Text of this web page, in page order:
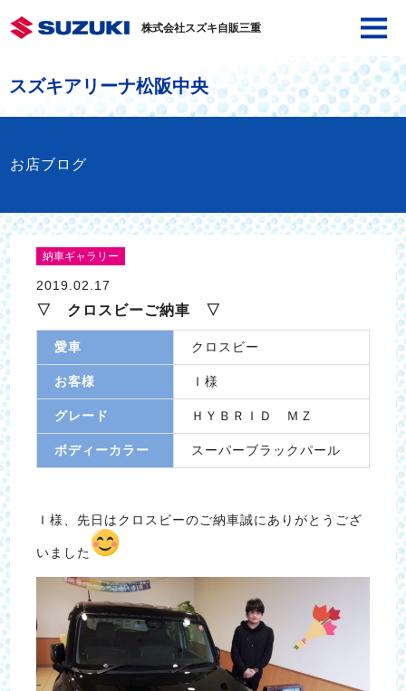
株式会社スズキ自販三重
スズキアリーナ松阪中央
お店ブログ
納車ギャラリー
2019.02.17
▽ クロスビーご納車 ▽
愛車 クロスビー
お客様 Ｉ様
グレード ＨＹＢＲＩＤ ＭＺ
ボディーカラー スーパーブラックパール
Ｉ様、先日はクロスビーのご納車誠にありがとうござ
いました